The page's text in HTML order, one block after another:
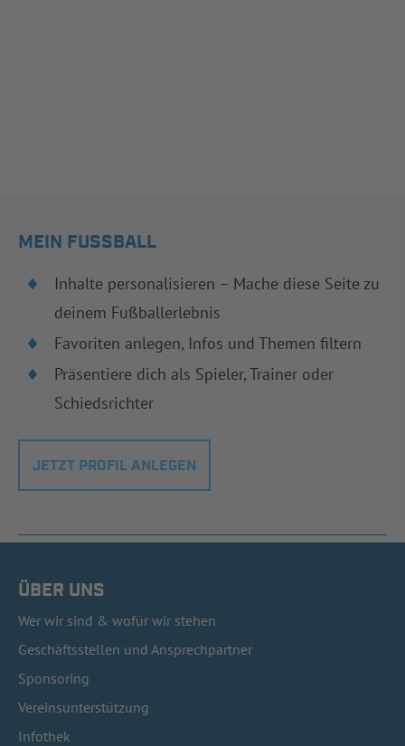
MEIN FUSSBALL
Inhalte personalisieren – Mache diese Seite zu
deinem Fußballerlebnis
Favoriten anlegen, Infos und Themen filtern
Präsentiere dich als Spieler, Trainer oder
Schiedsrichter
JETZT PROFIL ANLEGEN
ÜBER UNS
Wer wir sind & wofür wir stehen
Geschäftsstellen und Ansprechpartner
Sponsoring
Vereinsunterstützung
Infothek